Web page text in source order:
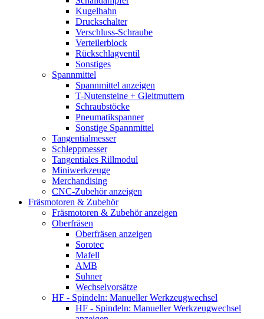
Kugelhahn
Druckschalter
Verschluss-Schraube
Verteilerblock
Rückschlagventil
Sonstiges
Spannmittel
Spannmittel anzeigen
T-Nutensteine + Gleitmuttern
Schraubstöcke
Pneumatikspanner
Sonstige Spannmittel
Tangentialmesser
Schleppmesser
Tangentiales Rillmodul
Miniwerkzeuge
Merchandising
CNC-Zubehör anzeigen
Fräsmotoren & Zubehör
Fräsmotoren & Zubehör anzeigen
Oberfräsen
Oberfräsen anzeigen
Sorotec
Mafell
AMB
Suhner
Wechselvorsätze
HF - Spindeln: Manueller Werkzeugwechsel
HF - Spindeln: Manueller Werkzeugwechsel